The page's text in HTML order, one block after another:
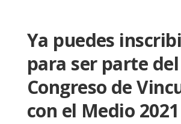
Ya puedes
para ser parte del
Congreso de
con el Medio 2021